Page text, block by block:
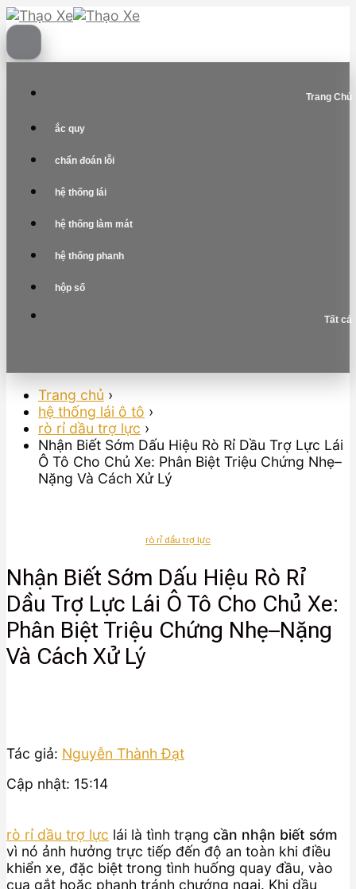
Skip
to
content
Trang Chủ
ắc quy
chẩn đoán lỗi
hệ thống lái
hệ thống làm mát
hệ thống phanh
hộp số
Tất cả
Trang chủ ›
hệ thống lái ô tô ›
rò rỉ dầu trợ lực ›
Nhận Biết Sớm Dấu Hiệu Rò Rỉ Dầu Trợ Lực Lái
Ô Tô Cho Chủ Xe: Phân Biệt Triệu Chứng Nhẹ–
Nặng Và Cách Xử Lý
rò rỉ dầu trợ lực
Nhận Biết Sớm Dấu Hiệu Rò Rỉ
Dầu Trợ Lực Lái Ô Tô Cho Chủ Xe:
Phân Biệt Triệu Chứng Nhẹ–Nặng
Và Cách Xử Lý
Tác giả: Nguyễn Thành Đạt
Cập nhật: 15:14
rò rỉ dầu trợ lực lái là tình trạng cần nhận biết sớm
vì nó ảnh hưởng trực tiếp đến độ an toàn khi điều
khiển xe, đặc biệt trong tình huống quay đầu, vào
cua gắt hoặc phanh tránh chướng ngại. Khi dầu